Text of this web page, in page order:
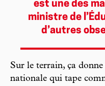
est une des
ministre de
d’autres
Sur le terrain, ça
nationale qui tape